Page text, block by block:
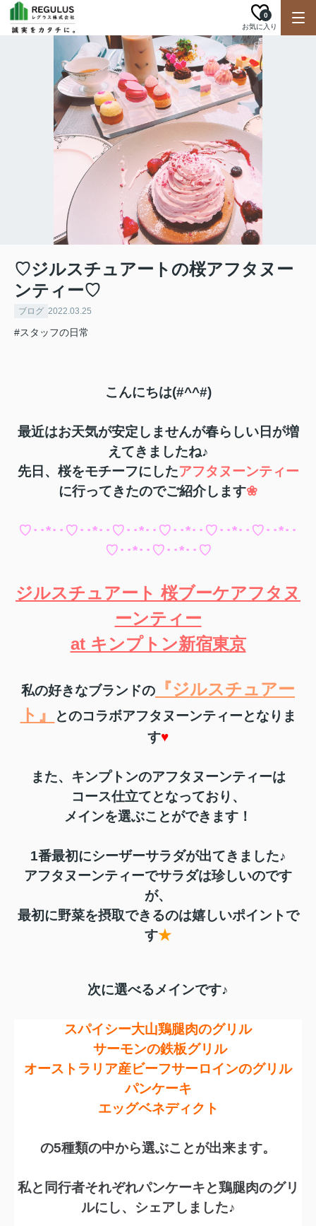
お気に入り
0
♡ジルスチュアートの桜アフタヌー
ンティー♡
ブログ 2022.03.25
#スタッフの日常
こんにちは(#^^#)
最近はお天気が安定しませんが春らしい日が増
えてきましたね♪
先日、桜をモチーフにしたアフタヌーンティー
に行ってきたのでご紹介します❀
♡･･*･･♡･･*･･♡･･*･･♡･･*･･♡･･*･･♡･･*･･
♡･･*･･♡･･*･･♡
ジルスチュアート 桜ブーケアフタヌ
ーンティー
at キンプトン新宿東京
私の好きなブランドの
『ジルスチュアー
ト』
とのコラボアフタヌーンティーとなりま
す♥
また、キンプトンのアフタヌーンティーは
コース仕立てとなっており、
メインを選ぶことができます！
1番最初にシーザーサラダが出てきました♪
アフタヌーンティーでサラダは珍しいのです
が、
最初に野菜を摂取できるのは嬉しいポイントで
す★
次に選べるメインです♪
スパイシー大山鶏腿肉のグリル
サーモンの鉄板グリル
オーストラリア産ビーフサーロインのグリル
パンケーキ
エッグベネディクト
の5種類の中から選ぶことが出来ます。
私と同行者それぞれパンケーキと鶏腿肉のグリ
ルにし、シェアしました♪